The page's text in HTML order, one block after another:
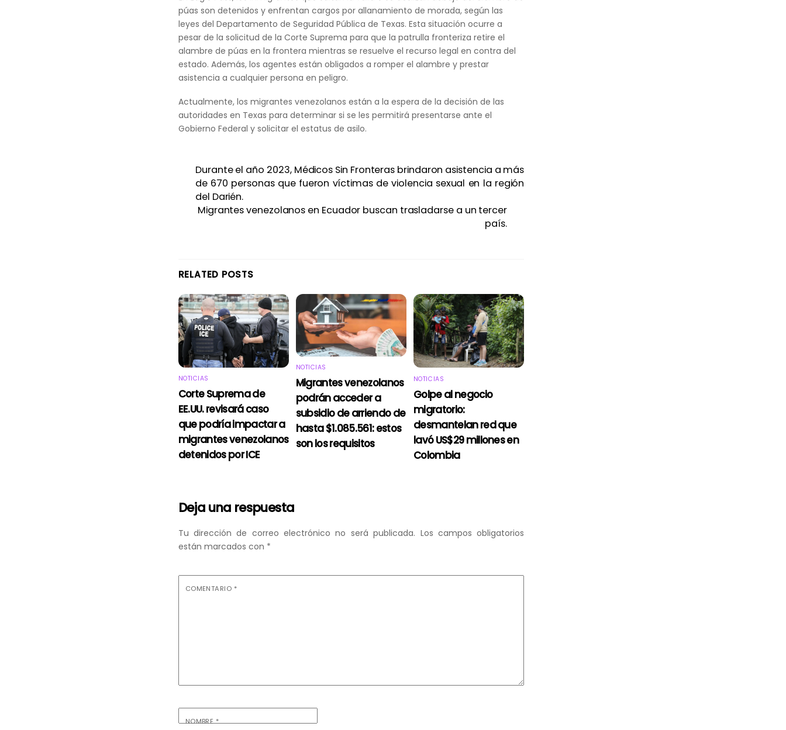
púas son detenidos y enfrentan cargos por allanamiento de morada, según las
leyes del Departamento de Seguridad Pública de Texas. Esta situación ocurre a
pesar de la solicitud de la Corte Suprema para que la patrulla fronteriza retire el
alambre de púas en la frontera mientras se resuelve el recurso legal en contra del
estado. Además, los agentes están obligados a romper el alambre y prestar
asistencia a cualquier persona en peligro.
Actualmente, los migrantes venezolanos están a la espera de la decisión de las
autoridades en Texas para determinar si se les permitirá presentarse ante el
Gobierno Federal y solicitar el estatus de asilo.
Durante el año 2023, Médicos Sin Fronteras brindaron asistencia a más
de 670 personas que fueron víctimas de violencia sexual en la región
del Darién.
Migrantes venezolanos en Ecuador buscan trasladarse a un tercer
país.
RELATED POSTS
NOTICIAS
Corte Suprema de
EE.UU. revisará caso
que podría impactar a
migrantes venezolanos
detenidos por ICE
NOTICIAS
Migrantes venezolanos
podrán acceder a
subsidio de arriendo de
hasta $1.085.561: estos
son los requisitos
NOTICIAS
Golpe al negocio
migratorio:
desmantelan red que
lavó US$29 millones en
Colombia
Deja una respuesta
Tu dirección de correo electrónico no será publicada. Los campos obligatorios
están marcados con *
COMENTARIO *
NOMBRE*